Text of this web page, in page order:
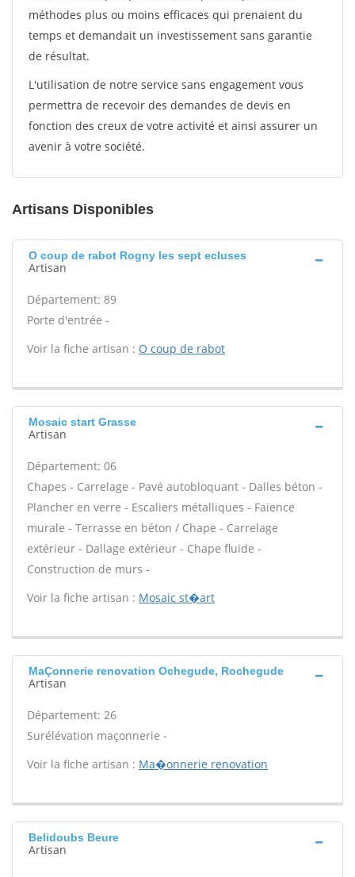
méthodes plus ou moins efficaces qui prenaient du
temps et demandait un investissement sans garantie
de résultat.
L'utilisation de notre service sans engagement vous
permettra de recevoir des demandes de devis en
fonction des creux de votre activité et ainsi assurer un
avenir à votre société.
Artisans Disponibles
O coup de rabot Rogny les sept ecluses
Artisan
Département: 89
Porte d'entrée -
Voir la fiche artisan : O coup de rabot
Mosaic start Grasse
Artisan
Département: 06
Chapes - Carrelage - Pavé autobloquant - Dalles béton -
Plancher en verre - Escaliers métalliques - Faïence
murale - Terrasse en béton / Chape - Carrelage
extérieur - Dallage extérieur - Chape fluide -
Construction de murs -
Voir la fiche artisan : Mosaic st�art
MaÇonnerie renovation Ochegude, Rochegude
Artisan
Département: 26
Surélévation maçonnerie -
Voir la fiche artisan : Ma�onnerie renovation
Belidoubs Beure
Artisan